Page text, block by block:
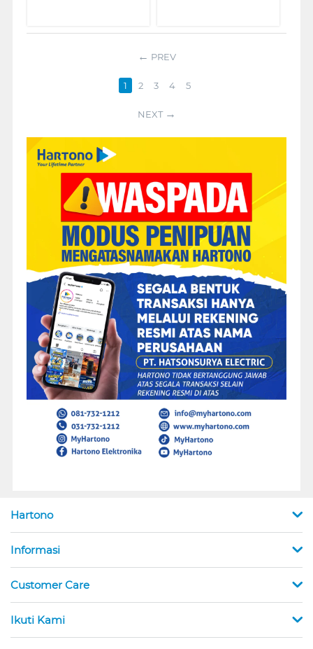
PREV
1 2 3 4 5
NEXT
Hartono
Informasi
Customer Care
Ikuti Kami